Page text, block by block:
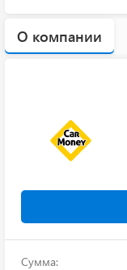
О компании
Сумма: